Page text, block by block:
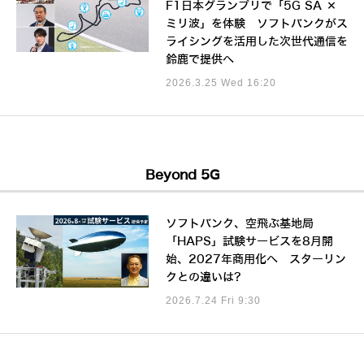
F1日本グランプリで「5G SA ×
ミリ波」を体験 ソフトバンクがス
ライシングを活用した次世代通信を
鈴鹿で提供へ
2026.3.25 Wed 16:20
Beyond 5G
ソフトバンク、空飛ぶ基地局
「HAPS」試験サービスを8月開
始、2027年商用化へ スターリン
クとの違いは?
2026.7.24 Fri 9:30